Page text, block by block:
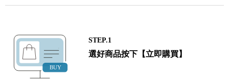
STEP.1
選好商品按下【立即購買】